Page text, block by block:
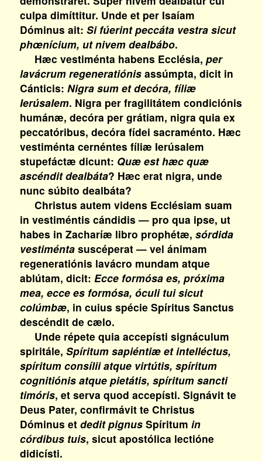
culpa dimíttitur. Unde et per Isaíam
Dóminus ait: Si fúerint peccáta vestra sicut
phœnícium, ut nivem dealbábo.
Hæc vestiménta habens Ecclésia, per
lavácrum regeneratiónisassúmpta, dicit in
Cánticis: Nigra sum et decóra, fíliæ
Ierúsalem. Nigra per fragilitátem condiciónis
humánæ, decóra per grátiam, nigra quia ex
peccatóribus, decóra fídei sacraménto. Hæc
vestiménta cernéntes fíliæ Ierúsalem
stupefáctæ dicunt: Quæ est hæc quæ
ascéndit dealbáta? Hæc erat nigra, unde
nunc súbito dealbáta?
Christus autem videns Ecclésiam suam
in vestiméntis cándidis — pro qua ipse, ut
habes in Zacharíæ libro prophétæ, sórdida
vestiméntasuscéperat — vel ánimam
regeneratiónis lavácro mundam atque
ablútam, dicit: Ecce formósa es, próxima
mea, ecce es formósa, óculi tui sicut
colúmbæ, in cuius spécie Spíritus Sanctus
descéndit de cælo.
Unde répete quia accepísti signáculum
spiritále, Spíritum sapiéntiæ et intelléctus,
spíritum consílii atque virtútis, spíritum
cognitiónis atque pietátis, spíritum sancti
timóris, et serva quod accepísti. Signávit te
Deus Pater, confirmávit te Christus
Dóminus et dedit pignusSpíritum in
córdibus tuis, sicut apostólica lectióne
didicísti.